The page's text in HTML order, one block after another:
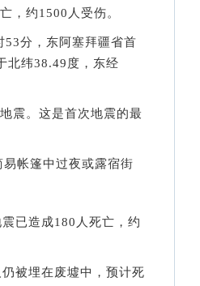
，约1500人受伤。
分，东阿塞拜疆省首
北纬38.49度，东经
震。这是首次地震的最
帐篷中过夜或露宿街
已造成180人死亡，约
被埋在废墟中，预计死